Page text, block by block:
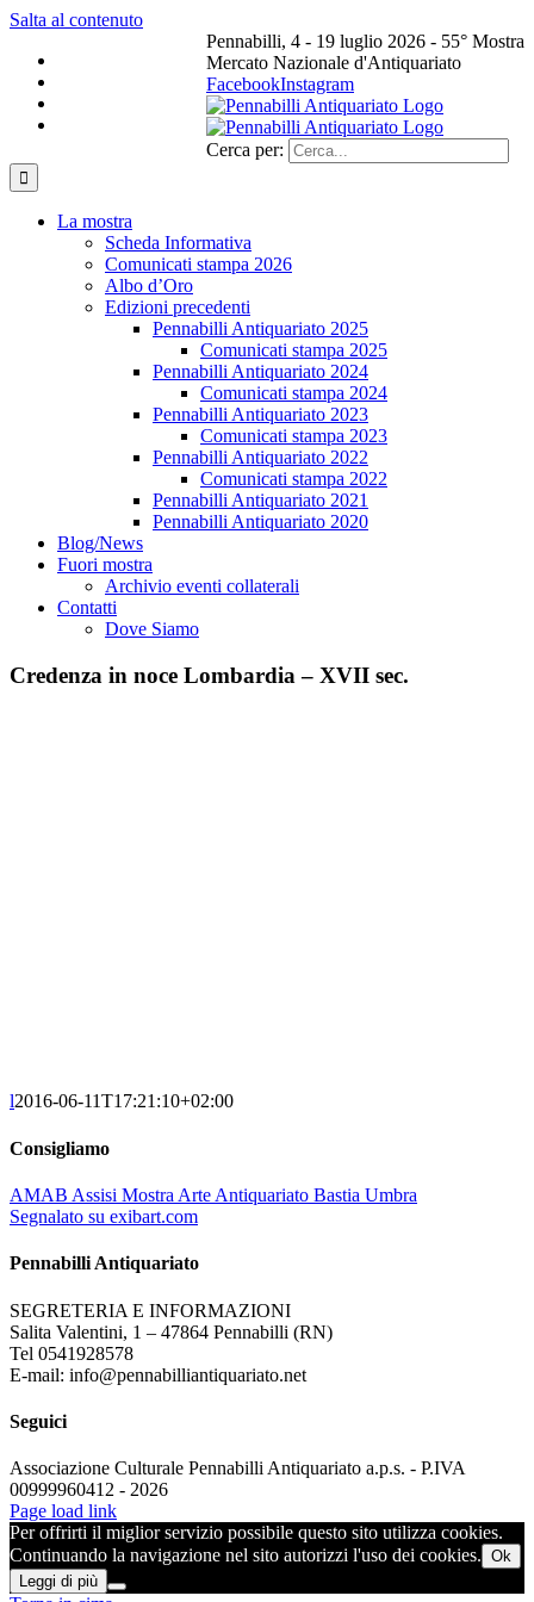
Salta al contenuto
Pennabilli, 4 - 19 luglio 2026 - 55° Mostra
Mercato Nazionale d'Antiquariato
FacebookInstagram
Cerca per:
La mostra
Scheda Informativa
Comunicati stampa 2026
Albo d’Oro
Edizioni precedenti
Pennabilli Antiquariato 2025
Comunicati stampa 2025
Pennabilli Antiquariato 2024
Comunicati stampa 2024
Pennabilli Antiquariato 2023
Comunicati stampa 2023
Pennabilli Antiquariato 2022
Comunicati stampa 2022
Pennabilli Antiquariato 2021
Pennabilli Antiquariato 2020
Blog/News
Fuori mostra
Archivio eventi collaterali
Contatti
Dove Siamo
Credenza in noce Lombardia – XVII sec.
l2016-06-11T17:21:10+02:00
Consigliamo
AMAB Assisi Mostra Arte Antiquariato Bastia Umbra
Segnalato su exibart.com
Pennabilli Antiquariato
SEGRETERIA E INFORMAZIONI
Salita Valentini, 1 – 47864 Pennabilli (RN)
Tel 0541928578
E-mail: info@pennabilliantiquariato.net
Seguici
Associazione Culturale Pennabilli Antiquariato a.p.s. - P.IVA
00999960412 - 2026
Page load link
Per offrirti il miglior servizio possibile questo sito utilizza cookies.
Continuando la navigazione nel sito autorizzi l'uso dei cookies. Ok
Leggi di più